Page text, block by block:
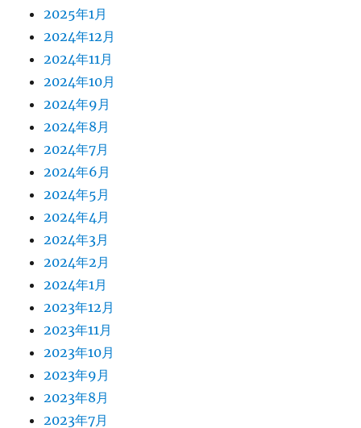
2025年1月
2024年12月
2024年11月
2024年10月
2024年9月
2024年8月
2024年7月
2024年6月
2024年5月
2024年4月
2024年3月
2024年2月
2024年1月
2023年12月
2023年11月
2023年10月
2023年9月
2023年8月
2023年7月